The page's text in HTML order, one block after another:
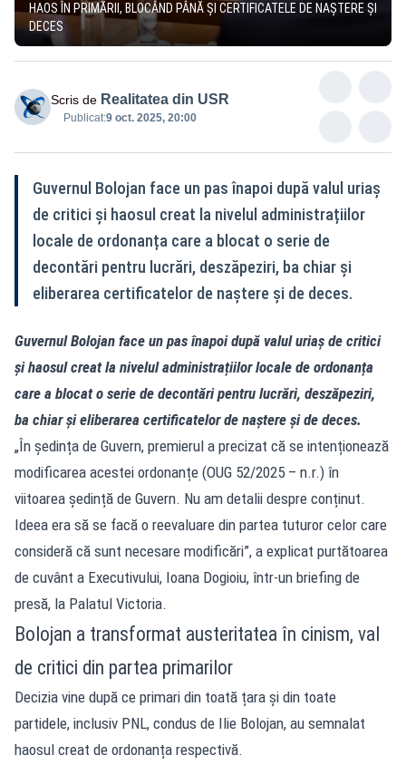
HAOS ÎN PRIMĂRII, BLOCÂND PÂNĂ ȘI CERTIFICATELE DE NAȘTERE ȘI
DECES
Scris de Realitatea din USR
Publicat:9 oct. 2025, 20:00
Guvernul Bolojan face un pas înapoi după valul uriaș
de critici și haosul creat la nivelul administrațiilor
locale de ordonanța care a blocat o serie de
decontări pentru lucrări, deszăpeziri, ba chiar și
eliberarea certificatelor de naștere și de deces.
Guvernul Bolojan face un pas înapoi după valul uriaș de critici
și haosul creat la nivelul administrațiilor locale de ordonanța
care a blocat o serie de decontări pentru lucrări, deszăpeziri,
ba chiar și eliberarea certificatelor de naștere și de deces.
„În ședința de Guvern, premierul a precizat că se intenționează
modificarea acestei ordonanțe (OUG 52/2025 – n.r.) în
viitoarea ședință de Guvern. Nu am detalii despre conținut.
Ideea era să se facă o reevaluare din partea tuturor celor care
consideră că sunt necesare modificări”, a explicat purtătoarea
de cuvânt a Executivului, Ioana Dogioiu, într-un briefing de
presă, la Palatul Victoria.
Bolojan a transformat austeritatea în cinism, val
de critici din partea primarilor
Decizia vine după ce primari din toată țara și din toate
partidele, inclusiv PNL, condus de Ilie Bolojan, au semnalat
haosul creat de ordonanța respectivă.